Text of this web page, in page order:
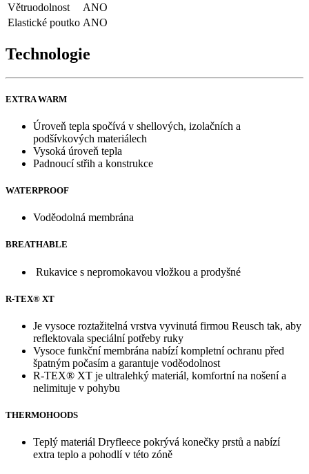
Větruodolnost
ANO
Elastické poutko ANO
Technologie
EXTRA WARM
Úroveň tepla spočívá v shellových, izolačních a
podšívkových materiálech
Vysoká úroveň tepla
Padnoucí střih a konstrukce
WATERPROOF
Voděodolná membrána
BREATHABLE
Rukavice s nepromokavou vložkou a prodyšné
R-TEX® XT
Je vysoce roztažitelná vrstva vyvinutá firmou Reusch tak, aby
reflektovala speciální potřeby ruky
Vysoce funkční membrána nabízí kompletní ochranu před
špatným počasím a garantuje voděodolnost
R-TEX® XT je ultralehký materiál, komfortní na nošení a
nelimituje v pohybu
THERMOHOODS
Teplý materiál Dryfleece pokrývá konečky prstů a nabízí
extra teplo a pohodlí v této zóně